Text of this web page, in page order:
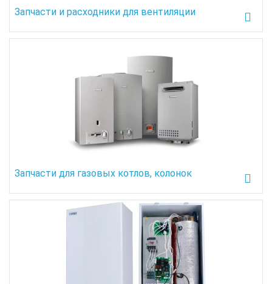
Запчасти и расходники для вентиляции
Запчасти для газовых котлов, колонок